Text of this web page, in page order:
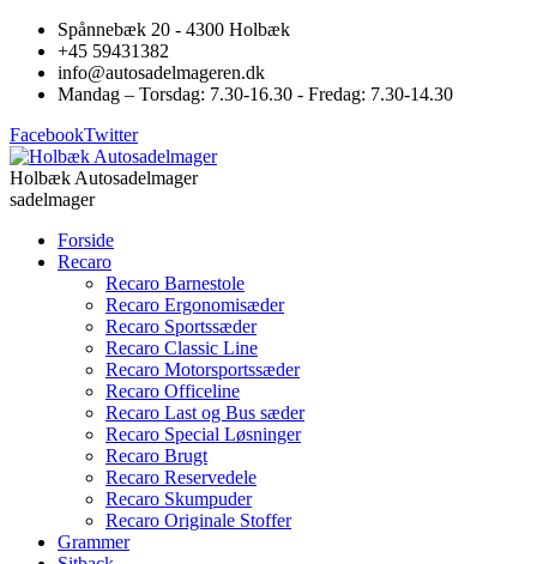
Spånnebæk 20 - 4300 Holbæk
+45 59431382
info@autosadelmageren.dk
Mandag – Torsdag: 7.30-16.30 - Fredag: 7.30-14.30
FacebookTwitter
Holbæk Autosadelmager
sadelmager
Forside
Recaro
Recaro Barnestole
Recaro Ergonomisæder
Recaro Sportssæder
Recaro Classic Line
Recaro Motorsportssæder
Recaro Officeline
Recaro Last og Bus sæder
Recaro Special Løsninger
Recaro Brugt
Recaro Reservedele
Recaro Skumpuder
Recaro Originale Stoffer
Grammer